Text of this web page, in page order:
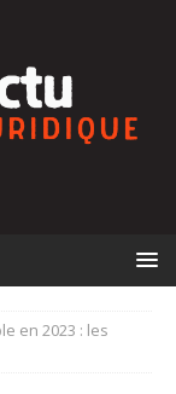
en 2023 : les